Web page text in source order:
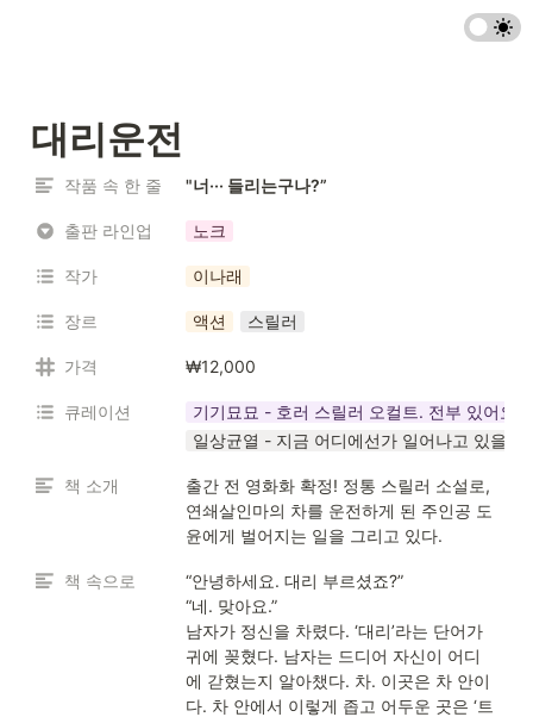
대리운전
작품 속 한 줄 "너··· 들리는구나?”
출판 라인업 노크
작가 이나래
장르 액션 스릴러
가격 ₩12,000
큐레이션
기기묘묘 - 호러 스릴러 오컬트. 전부 있어요
일상균열 - 지금 어디에선가 일어나고 있을지
책 소개
출간 전 영화화 확정! 정통 스릴러 소설로,
연쇄살인마의 차를 운전하게 된 주인공 도
윤에게 벌어지는 일을 그리고 있다.
책 속으로
“안녕하세요. 대리 부르셨죠?”
“네. 맞아요.”
남자가 정신을 차렸다. ‘대리’라는 단어가
귀에 꽂혔다. 남자는 드디어 자신이 어디
에 갇혔는지 알아챘다. 차. 이곳은 차 안이
다. 차 안에서 이렇게 좁고 어두운 곳은 ‘트